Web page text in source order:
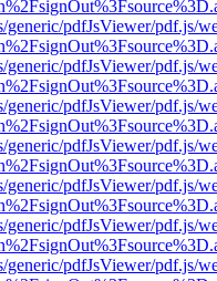
generic/pdfJsViewer/pdf.js/
generic/pdfJsViewer/pdf.js/
generic/pdfJsViewer/pdf.js/
generic/pdfJsViewer/pdf.js/
generic/pdfJsViewer/pdf.js/
generic/pdfJsViewer/pdf.js/
generic/pdfJsViewer/pdf.js/